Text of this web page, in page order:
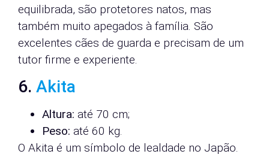
equilibrada, são protetores natos, mas
também muito apegados à família. São
excelentes cães de guarda e precisam de um
tutor firme e experiente.
6. Akita
Altura: até 70 cm;
Peso: até 60 kg.
O Akita é um símbolo de lealdade no Japão.